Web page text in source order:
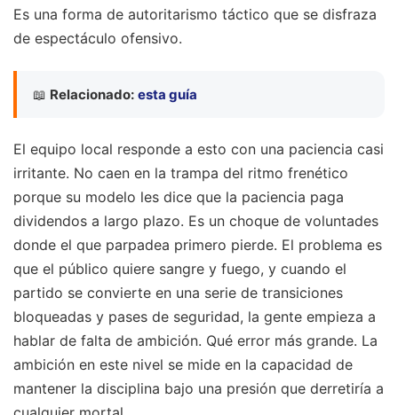
Es una forma de autoritarismo táctico que se disfraza
de espectáculo ofensivo.
📖 Relacionado: esta guía
El equipo local responde a esto con una paciencia casi
irritante. No caen en la trampa del ritmo frenético
porque su modelo les dice que la paciencia paga
dividendos a largo plazo. Es un choque de voluntades
donde el que parpadea primero pierde. El problema es
que el público quiere sangre y fuego, y cuando el
partido se convierte en una serie de transiciones
bloqueadas y pases de seguridad, la gente empieza a
hablar de falta de ambición. Qué error más grande. La
ambición en este nivel se mide en la capacidad de
mantener la disciplina bajo una presión que derretiría a